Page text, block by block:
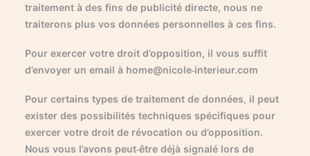
traitement à des fins de publicité directe, nous ne
traiterons plus vos données personnelles à ces fins.
Pour exercer votre droit d’opposition, il vous suffit
d’envoyer un email à home@nicole-interieur.com
Pour certains types de traitement de données, il peut
exister des possibilités techniques spécifiques pour
exercer votre droit de révocation ou d’opposition.
Nous vous l’avons peut-être déjà signalé lors de